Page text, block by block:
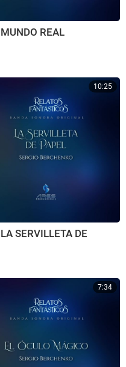
REAL
10:25
SERVILLETA DE
7:34